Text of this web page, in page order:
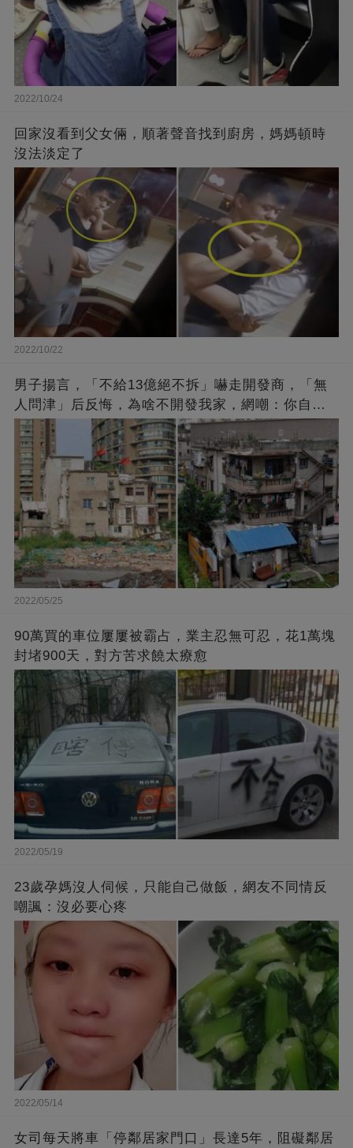
2022/10/24
回家沒看到父女倆，順著聲音找到廚房，媽媽頓時
沒法淡定了
2022/10/22
男子揚言，「不給13億絕不拆」嚇走開發商，「無
人問津」后反悔，為啥不開發我家，網嘲：你自己
找的
2022/05/25
90萬買的車位屢屢被霸占，業主忍無可忍，花1萬塊
封堵900天，對方苦求饒太療愈
2022/05/19
23歲孕媽沒人伺候，只能自己做飯，網友不同情反
嘲諷：沒必要心疼
2022/05/14
女司每天將車「停鄰居家門口」長達5年，阻礙鄰居